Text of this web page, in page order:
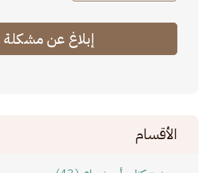
إبلاغ عن مشكلة
الأقسام